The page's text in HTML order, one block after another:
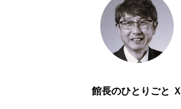
館長のひとりごと Ｘ